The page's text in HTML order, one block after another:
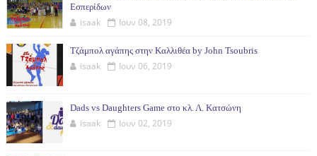
Εσπερίδων
isaak Ιουν 08, 2019
Τζάμπολ αγάπης στην Καλλιθέα by John Tsoubris
isaak Ιουν 06, 2019
Dads vs Daughters Game στο κλ. Λ. Κατσώνη
isaak Ιουν 02, 2019